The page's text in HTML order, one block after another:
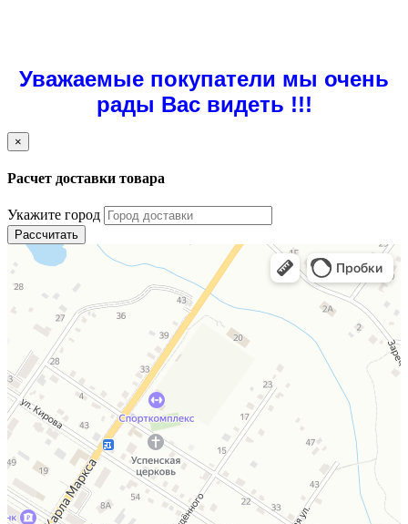
Уважаемые покупатели мы очень
рады Вас видеть !!!
×
Расчет доставки товара
Укажите город
Рассчитать